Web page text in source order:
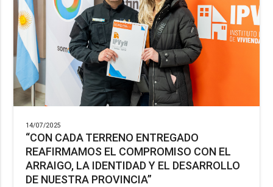
14/07/2025
“CON CADA TERRENO ENTREGADO
REAFIRMAMOS EL COMPROMISO CON EL
ARRAIGO, LA IDENTIDAD Y EL DESARROLLO
DE NUESTRA PROVINCIA”